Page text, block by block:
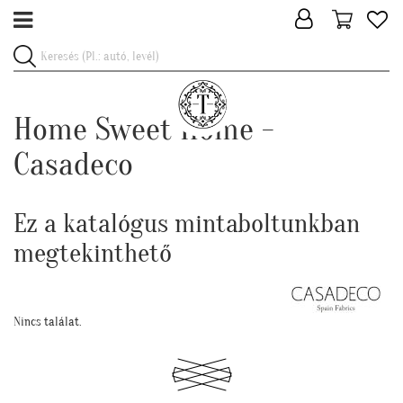
Home Sweet Home -
Casadeco
Ez a katalógus mintaboltunkban
megtekinthető
Nincs találat.